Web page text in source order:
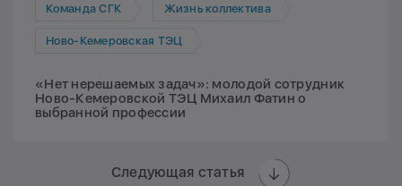
Команда СГК Жизнь коллектива
Ново-Кемеровская ТЭЦ
«Нет нерешаемых задач»: молодой сотрудник
Ново-Кемеровской ТЭЦ Михаил Фатин о
выбранной профессии
Следующая статья